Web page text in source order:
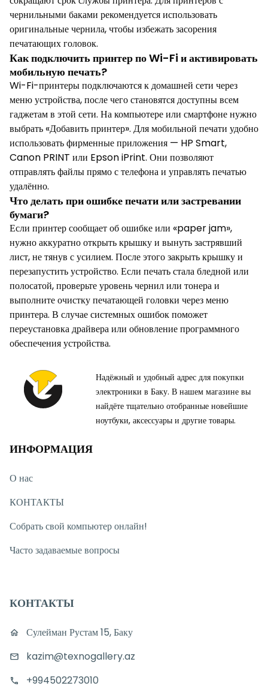
чернильными баками рекомендуется использовать
оригинальные чернила, чтобы избежать засорения
печатающих головок.
Как подключить принтер по Wi-Fi и активировать
мобильную печать?
Wi-Fi-принтеры подключаются к домашней сети через
меню устройства, после чего становятся доступны всем
гаджетам в этой сети. На компьютере или смартфоне нужно
выбрать «Добавить принтер». Для мобильной печати удобно
использовать фирменные приложения — HP Smart,
Canon PRINT или Epson iPrint. Они позволяют
отправлять файлы прямо с телефона и управлять печатью
удалённо.
Что делать при ошибке печати или застревании
бумаги?
Если принтер сообщает об ошибке или «paper jam»,
нужно аккуратно открыть крышку и вынуть застрявший
лист, не тянув с усилием. После этого закрыть крышку и
перезапустить устройство. Если печать стала бледной или
полосатой, проверьте уровень чернил или тонера и
выполните очистку печатающей головки через меню
принтера. В случае системных ошибок поможет
переустановка драйвера или обновление программного
обеспечения устройства.
Надёжный и удобный адрес для покупки
электроники в Баку. В нашем магазине вы
найдёте тщательно отобранные новейшие
ноутбуки, аксессуары и другие товары.
ИНФОРМАЦИЯ
О нас
КОНТАКТЫ
Собрать свой компьютер онлайн!
Часто задаваемые вопросы
КОНТАКТЫ
Сулейман Рустам 15, Баку
kazim@texnogallery.az
+994502273010